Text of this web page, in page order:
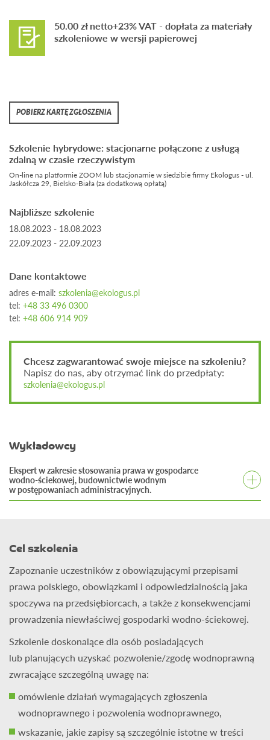
POBIERZ KARTĘ ZGŁOSZENIA
Szkolenie hybrydowe: stacjonarne połączone z usługą
zdalną w czasie rzeczywistym
On-line na platformie ZOOM lub stacjonarnie w siedzibie firmy Ekologus - ul.
Jaskółcza 29, Bielsko-Biała (za dodatkową opłatą)
Najbliższe szkolenie
18.08.2023 - 18.08.2023
22.09.2023 - 22.09.2023
Dane kontaktowe
adres e-mail: szkolenia@ekologus.pl
tel: +48 33 496 0300
tel: +48 606 914 909
Chcesz zagwarantować swoje miejsce na szkoleniu?
Napisz do nas, aby otrzymać link do przedpłaty:
szkolenia@ekologus.pl
50.00 zł netto+23% VAT - dopłata za materiały
szkoleniowe w wersji papierowej
Wykładowcy
Ekspert w zakresie stosowania prawa w gospodarce
wodno-ściekowej, budownictwie wodnym
w postępowaniach administracyjnych.
Wojewódzkim w Wydziale Ochrony Środowiska oraz w
Ochrony Środowiska Rolnictwa i Leśnictwa. Absolwent
Wydziału Nauk o Ziemi Uniwersytetu Śląskiego, kierunku
geologia. Posiadane uprawnienia geologiczne z zakresu
hydrogeologii kategorii V, geologii inżynierskiej kategorii VII
oraz geologii złożowej kategorii III. Z ramienia Powiatu
Gliwickiego przewodniczący Komisji Ekologii Śląskiego
Związku Gmin i Powiatów oraz członek Komisji Geologii
Cel szkolenia
Zapoznanie uczestników z obowiązującymi przepisami
prawa polskiego, obowiązkami i odpowiedzialnością jaka
spoczywa na przedsiębiorcach, a także z konsekwencjami
prowadzenia niewłaściwej gospodarki wodno-ściekowej.
Szkolenie doskonalące dla osób posiadających
lub planujących uzyskać pozwolenie/zgodę wodnoprawną
zwracające szczególną uwagę na:
omówienie działań wymagających zgłoszenia
wodnoprawnego i pozwolenia wodnoprawnego,
wskazanie, jakie zapisy są szczególnie istotne w treści